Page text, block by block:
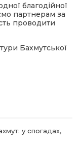
благодійної
партнерам за
проводити
Бахмутської
у спогадах,